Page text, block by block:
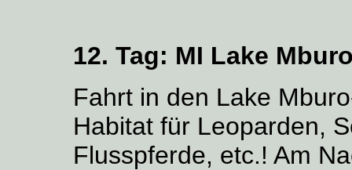
12. Tag: MI Lake
Fahrt in den Lake
Habitat für Leoparden,
Flusspferde, etc.! Am